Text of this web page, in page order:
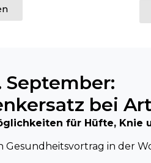
September:
bei
für Hüfte, Knie
Gesundheitsvortrag in der